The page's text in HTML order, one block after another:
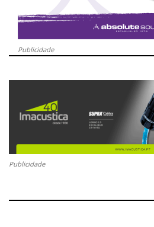
Publicidade
Publicidade